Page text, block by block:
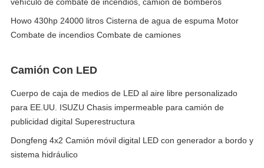
Howo 430hp 24000 litros Cisterna de agua de espuma Motor
Combate de incendios Combate de camiones
Camión Con LED
Cuerpo de caja de medios de LED al aire libre personalizado
para EE.UU. ISUZU Chasis impermeable para camión de
publicidad digital Superestructura
Dongfeng 4x2 Camión móvil digital LED con generador a bordo y
sistema hidráulico